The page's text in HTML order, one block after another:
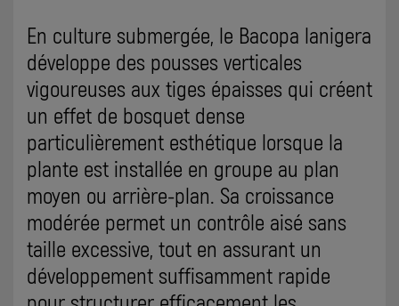
En culture submergée, le Bacopa lanigera
développe des pousses verticales
vigoureuses aux tiges épaisses qui créent
un effet de bosquet dense
particulièrement esthétique lorsque la
plante est installée en groupe au plan
moyen ou arrière-plan. Sa croissance
modérée permet un contrôle aisé sans
taille excessive, tout en assurant un
développement suffisamment rapide